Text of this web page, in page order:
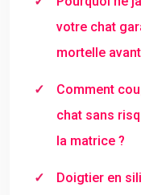
votre chat
mortelle
Comment
chat sans
la matrice ?
Doigtier en